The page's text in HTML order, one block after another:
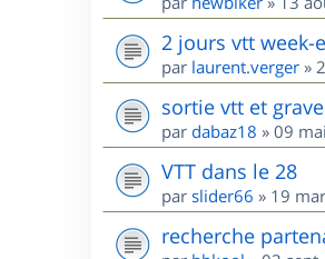
2 jours vtt week-
par laurent.verger »
sortie vtt et
par dabaz18 » 09
VTT dans le 28
par slider66 » 19
recherche